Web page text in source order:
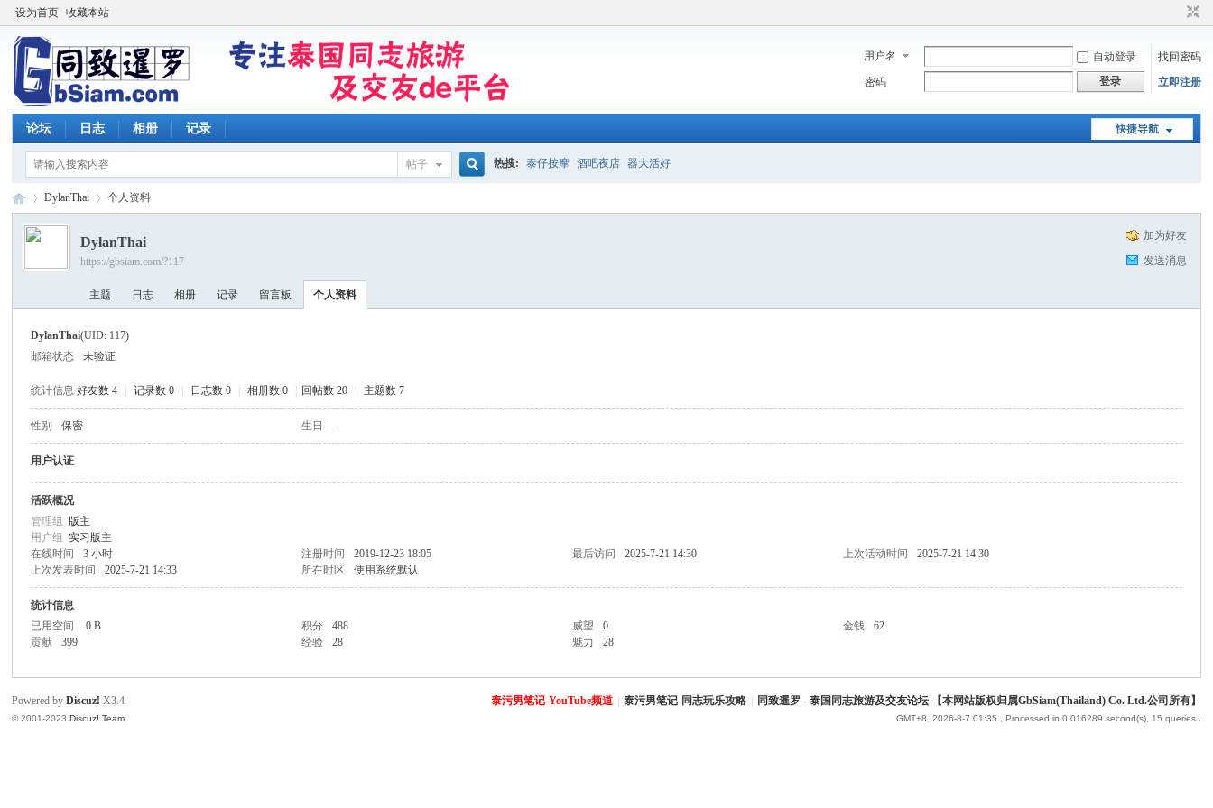
设为首页 收藏本站
用户名 自动登录
找回密码
密码
登录 立即注册
快捷导航
论坛 日志 相册 记录
帖子 热搜: 泰仔按摩 酒吧夜店 器大活好
›
DylanThai 个人资料
加为好友
发送消息
DylanThai
https://gbsiam.com/?117
主题 日志 相册 记录 留言板 个人资料
DylanThai(UID: 117)
邮箱状态
未验证
统计信息 好友数 4 记录数 0 日志数 0 相册数 0 回帖数 20 主题数 7
性别 保密 生日 -
用户认证
活跃概况
管理组 版主
用户组实习版主
在线时间
3 小时 注册时间 2019-12-23 18:05 最后访问 2025-7-21 14:30 上次活动时间
2025-7-21 14:30
上次发表时间
2025-7-21 14:33 所在时区 使用系统默认
统计信息
已用空间
0 B 积分 488 威望 0 金钱
62
贡献
399 经验 28 魅力 28
泰污男笔记-YouTube频道 泰污男笔记-同志玩乐攻略 同致暹罗 - 泰国同志旅游及交友论坛 【本网站版权归属GbSiam(Thailand) Co. Ltd.公司所有】
GMT+8, 2026-8-7 01:35 , Processed in 0.016289 second(s), 15 queries .
Powered byDiscuz! X3.4
© 2001-2023Discuz! Team